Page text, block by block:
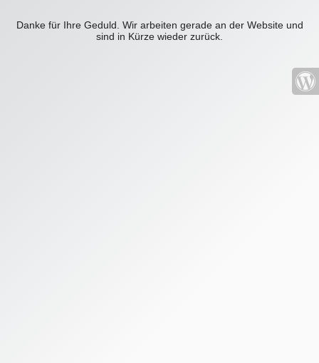
Danke für Ihre Geduld. Wir arbeiten gerade an der Website und
sind in Kürze wieder zurück.